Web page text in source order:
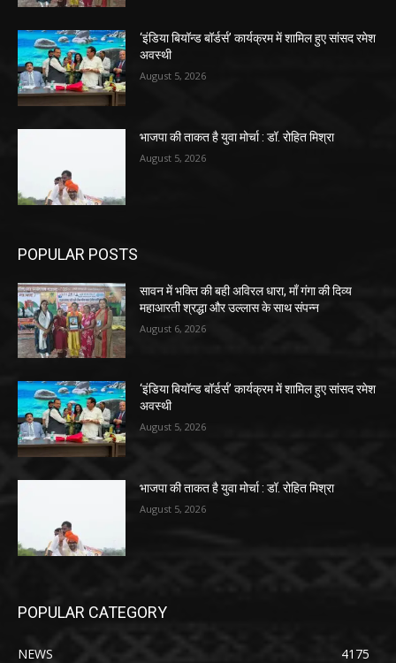
‘इंडिया बियॉन्ड बॉर्डर्स’ कार्यक्रम में शामिल हुए सांसद रमेश
अवस्थी
August 5, 2026
भाजपा की ताकत है युवा मोर्चा : डॉ. रोहित मिश्रा
August 5, 2026
POPULAR POSTS
सावन में भक्ति की बही अविरल धारा, माँ गंगा की दिव्य
महाआरती श्रद्धा और उल्लास के साथ संपन्न
August 6, 2026
‘इंडिया बियॉन्ड बॉर्डर्स’ कार्यक्रम में शामिल हुए सांसद रमेश
अवस्थी
August 5, 2026
भाजपा की ताकत है युवा मोर्चा : डॉ. रोहित मिश्रा
August 5, 2026
POPULAR CATEGORY
NEWS
4175